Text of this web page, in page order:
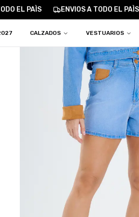
EL PAÌS ENVIOS A TODO EL PAÌS
CALZADOS VESTUARIOS